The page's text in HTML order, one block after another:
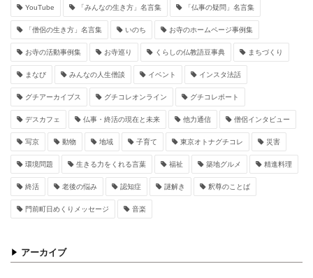
YouTube 「みんなの生き方」名言集 「仏事の疑問」名言集
「僧侶の生き方」名言集 いのち お寺のホームページ事例集
お寺の活動事例集 お寺巡り くらしの仏教語豆事典 まちづくり
まなび みんなの人生僧談 イベント インスタ法話
グチアーカイブス グチコレオンライン グチコレポート
デスカフェ 仏事・終活の現在と未来 他力通信 僧侶インタビュー
写京 動物 地域 子育て 東京オトナグチコレ 災害
環境問題 生きる力をくれる言葉 福祉 築地グルメ 精進料理
終活 老後の悩み 認知症 謎解き 釈尊のことば
門前町日めくりメッセージ 音楽
アーカイブ